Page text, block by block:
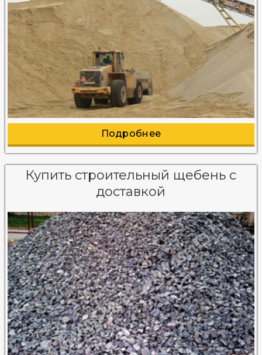
Подробнее
Купить строительный щебень с
доставкой